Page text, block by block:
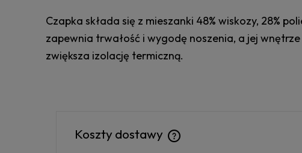
Czapka składa się z mieszanki 48% wiskozy, 28%
zapewnia trwałość i wygodę noszenia, a jej
zwiększa izolację termiczną.
Koszty dostawy